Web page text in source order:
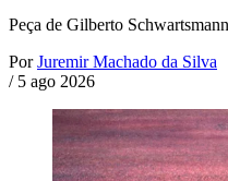
Peça de Gilberto
Por Juremir Machado da Silva
/ 5 ago 2026